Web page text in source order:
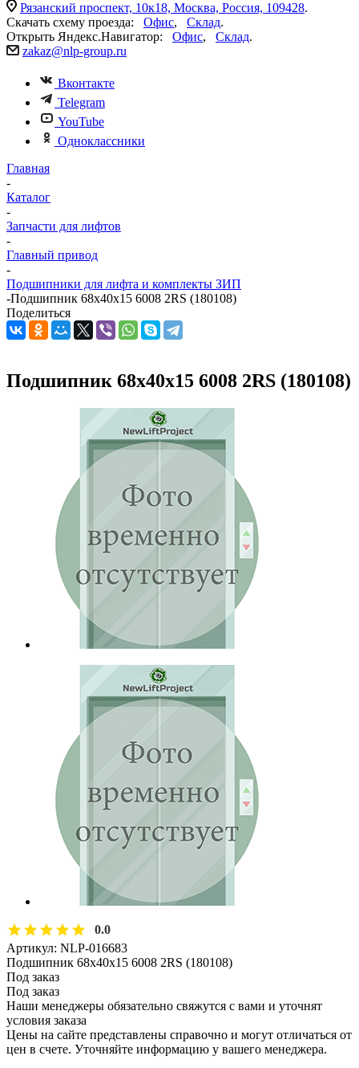
Рязанский проспект, 10к18, Москва, Россия, 109428.
Скачать схему проезда: Офис, Склад.
Открыть Яндекс.Навигатор: Офис, Склад.
zakaz@nlp-group.ru
Вконтакте
Telegram
YouTube
Одноклассники
Главная
-
Каталог
-
Запчасти для лифтов
-
Главный привод
-
Подшипники для лифта и комплекты ЗИП
-Подшипник 68х40х15 6008 2RS (180108)
Поделиться
Подшипник 68х40х15 6008 2RS (180108)
0.0
Артикул: NLP-016683
Подшипник 68х40х15 6008 2RS (180108)
Под заказ
Под заказ
Наши менеджеры обязательно свяжутся с вами и уточнят
условия заказа
Цены на сайте представлены справочно и могут отличаться от
цен в счете. Уточняйте информацию у вашего менеджера.